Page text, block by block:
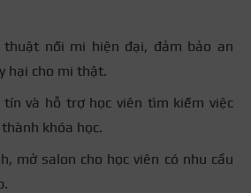
thuật nối mi hiện đại, đảm bảo an
hại cho mi thật.
tín và hỗ trợ học viên tìm kiếm việc
khóa học.
mở salon cho học viên có nhu cầu